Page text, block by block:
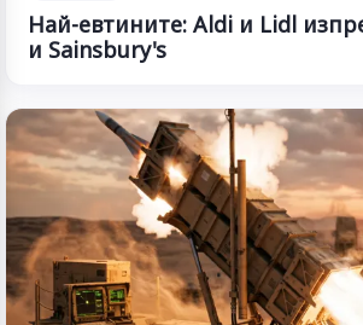
Най-евтините: Aldi и Lidl
и Sainsbury's